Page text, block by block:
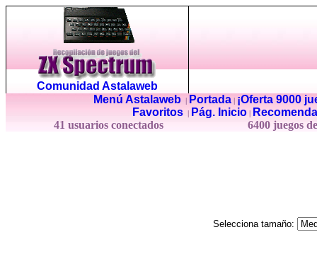
Comunidad Astalaweb
Menú Astalaweb| Portada|
¡Oferta 9000
Favoritos
Pág. Inicio
41 usuarios conectados
6400 juegos
Selecciona tamaño: